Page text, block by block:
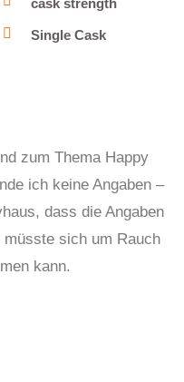
cask strength
Single Cask
zum Thema Happy
ich keine Angaben –
dass die Angaben
sich um Rauch
kann.